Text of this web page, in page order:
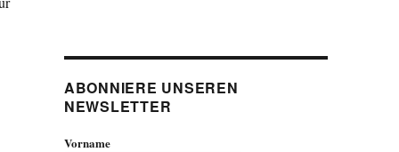
ABONNIERE UNSEREN
NEWSLETTER
Vorname